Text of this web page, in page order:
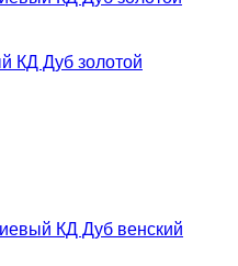
КД Дуб золотой